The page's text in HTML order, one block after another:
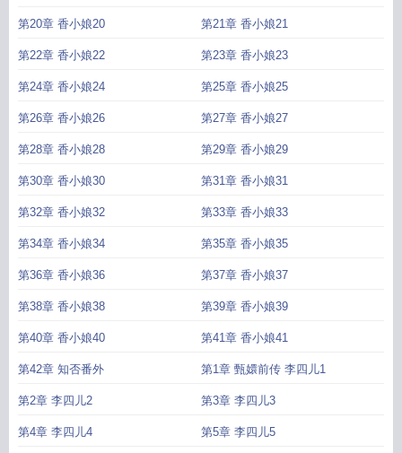
第20章 香小娘20 第21章 香小娘21
第22章 香小娘22 第23章 香小娘23
第24章 香小娘24 第25章 香小娘25
第26章 香小娘26 第27章 香小娘27
第28章 香小娘28 第29章 香小娘29
第30章 香小娘30 第31章 香小娘31
第32章 香小娘32 第33章 香小娘33
第34章 香小娘34 第35章 香小娘35
第36章 香小娘36 第37章 香小娘37
第38章 香小娘38 第39章 香小娘39
第40章 香小娘40 第41章 香小娘41
第42章 知否番外 第1章 甄嬛前传 李四儿1
第2章 李四儿2 第3章 李四儿3
第4章 李四儿4 第5章 李四儿5